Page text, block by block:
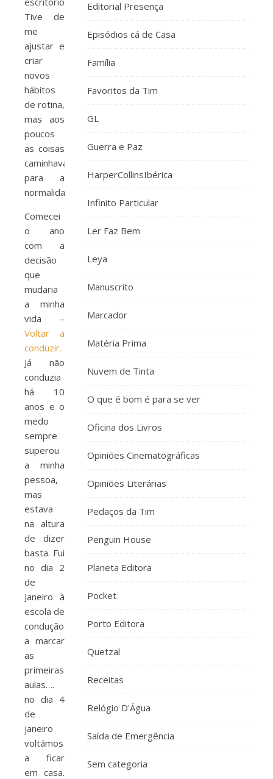
Tive de
me
ajustar e
criar
novos
hábitos
de rotina,
mas aos
poucos
as coisas
caminhavam
para a
normalidade.
Comecei
o ano
com a
decisão
que
mudaria
a minha
vida –
Voltar a
conduzir.
Já não
conduzia
há 10
anos e o
medo
sempre
superou
a minha
pessoa,
mas
estava
na altura
de dizer
basta. Fui
no dia 2
de
Janeiro à
escola de
condução
a marcar
as
primeiras
aulas….
no dia 4
de
janeiro
voltámos
a ficar
em casa.
Editorial Presença
Episódios cá de Casa
Família
Favoritos da Tim
GL
Guerra e Paz
HarperCollinsIbérica
Infinito Particular
Ler Faz Bem
Leya
Manuscrito
Marcador
Matéria Prima
Nuvem de Tinta
O que é bom é para se ver
Oficina dos Livros
Opiniões Cinematográficas
Opiniões Literárias
Pedaços da Tim
Penguin House
Planeta Editora
Pocket
Porto Editora
Quetzal
Receitas
Relógio D'Água
Saída de Emergência
Sem categoria